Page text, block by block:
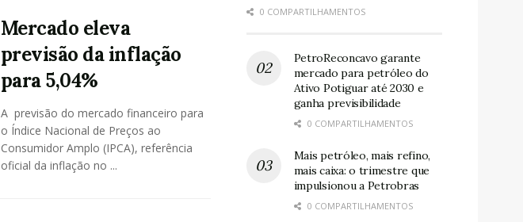
Mercado eleva
previsão da inflação
para 5,04%
A previsão do mercado financeiro para
o Índice Nacional de Preços ao
Consumidor Amplo (IPCA), referência
oficial da inflação no ...
0 COMPARTILHAMENTOS
PetroReconcavo garante
mercado para petróleo do
Ativo Potiguar até 2030 e
ganha previsibilidade
0 COMPARTILHAMENTOS
Mais petróleo, mais refino,
mais caixa: o trimestre que
impulsionou a Petrobras
0 COMPARTILHAMENTOS